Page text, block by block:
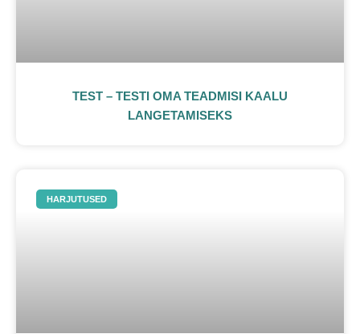
TEST – TESTI OMA TEADMISI KAALU
LANGETAMISEKS
HARJUTUSED